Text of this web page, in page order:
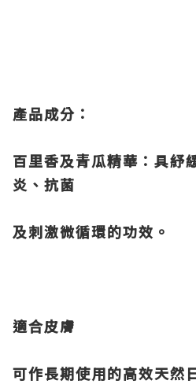
產品成分：
百里香及青瓜精華：具紓
炎、抗菌
及刺激微循環的功效。
適合皮膚
可作長期使用的高效天然